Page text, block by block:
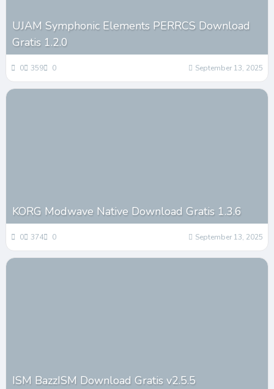
UJAM Symphonic Elements PERRCS Download
Gratis 1.2.0
0 359 0 September 13, 2025
KORG Modwave Native Download Gratis 1.3.6
0 374 0 September 13, 2025
ISM BazzISM Download Gratis v2.5.5